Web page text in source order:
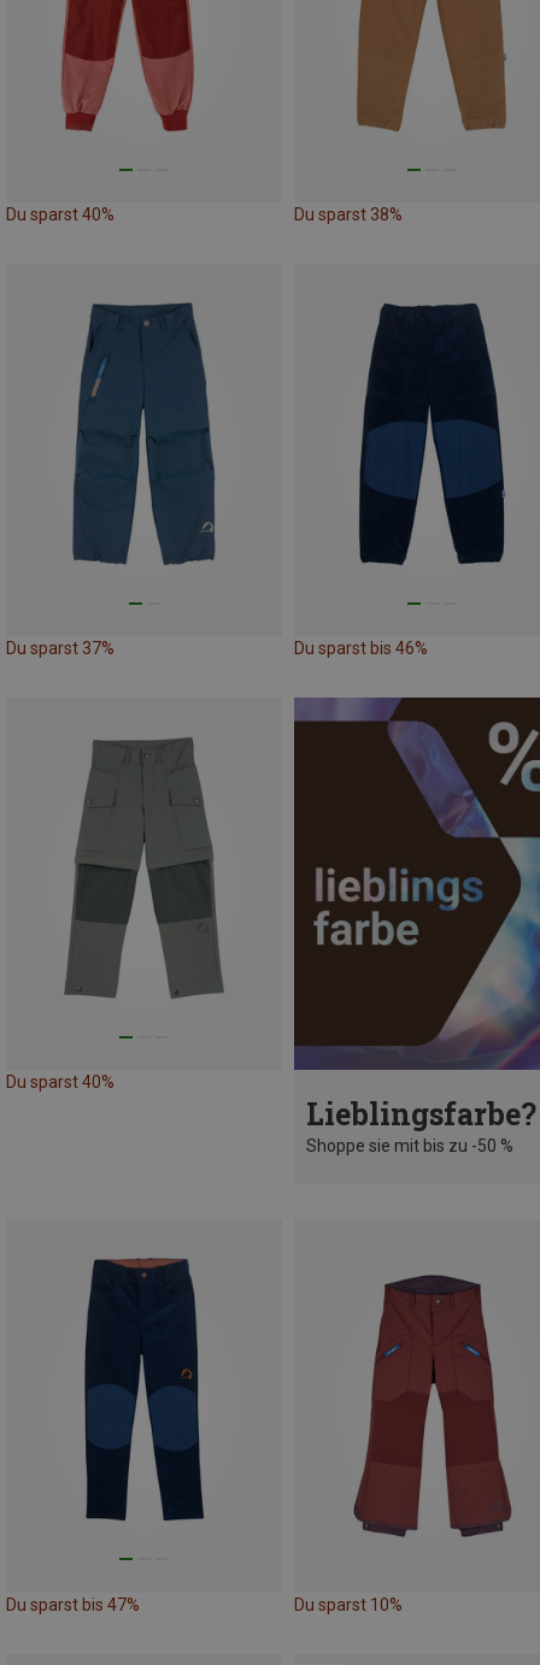
Du sparst 40% Du sparst 38%
Du sparst 37% Du sparst bis 46%
Du sparst 40%
Lieblingsfarbe?
Shoppe sie mit bis zu -50 %
Du sparst bis 47% Du sparst 10%